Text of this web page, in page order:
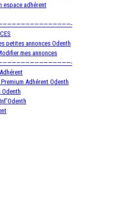
espace adhérent
petites annonces Odenth
mes annonces
Adhérent Odenth